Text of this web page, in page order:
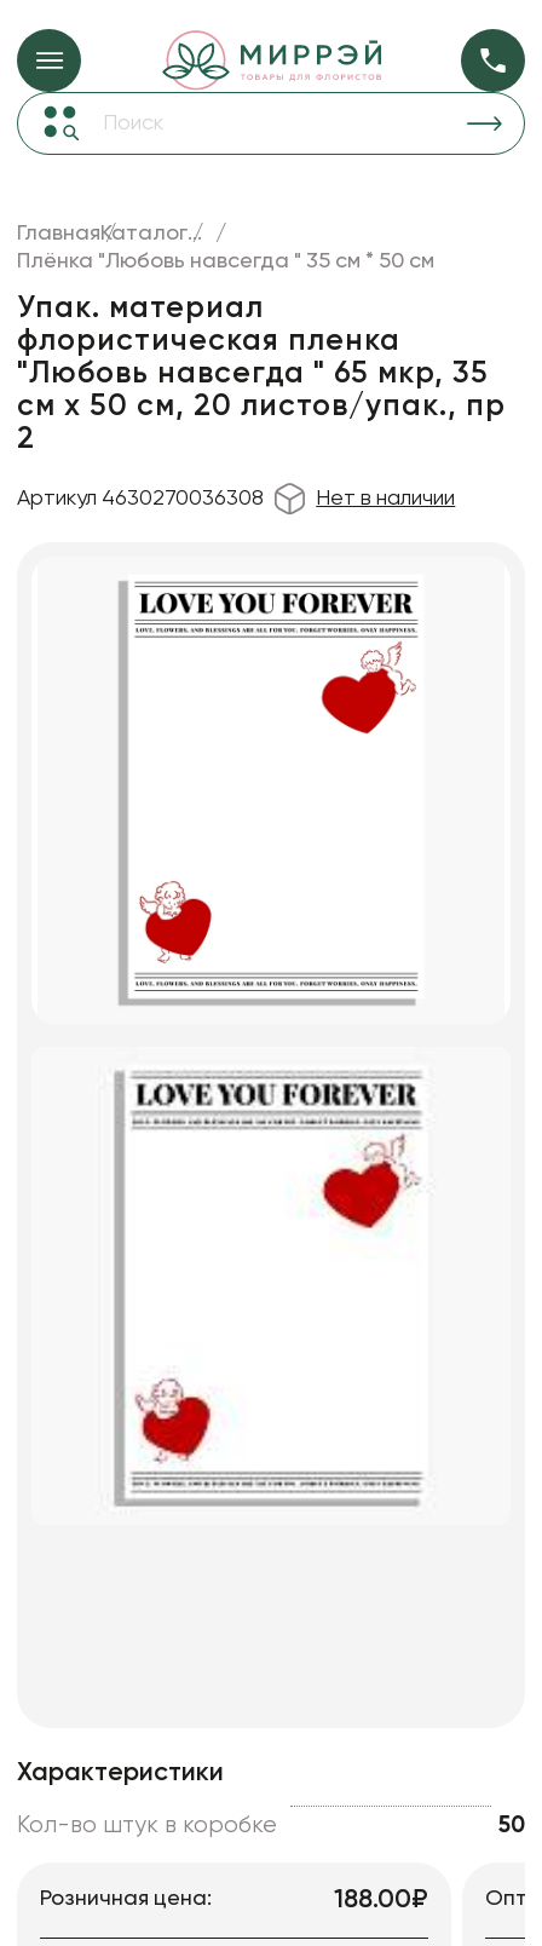
Упаковка для цветов и подарков Упаковка для
Коробки для цветов
Декор для дома
Лента
Товары для флористов
Пакеты для цветов и подарков
Декоративные вазы, кашпо
Игрушки мягкие
ГлавнаяКаталог...
Плёнка "Любовь навсегда " 35 см * 50 см
Упак. материал
флористическая пленка
"Любовь навсегда " 65 мкр, 35
см х 50 см, 20 листов/упак., пр
2
Артикул 4630270036308 Нет в наличии
Характеристики
Кол-во штук в коробке 50
Розничная цена: 188.00₽